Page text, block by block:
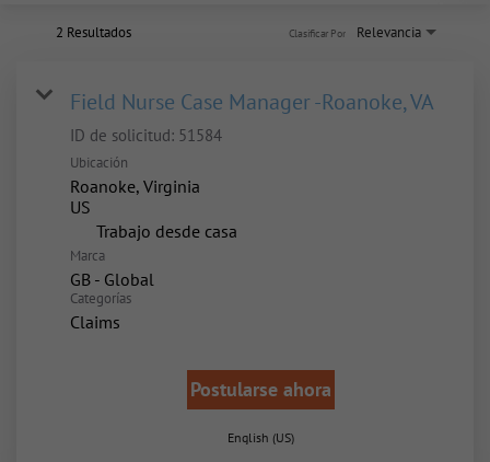
2 Resultados Relevancia
Clasificar Por
Field Nurse Case Manager -Roanoke, VA
ID de solicitud: 51584
Ubicación
Roanoke, Virginia
inicio
Trabajo desde casa
Marca
GB - Global
Categorías
Claims
Postularse ahora
English (US)